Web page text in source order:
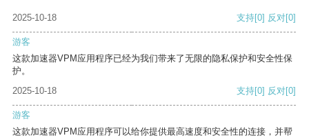
2025-10-18 支持[0] 反对[0]
游客
这款加速器VPM应用程序已经为我们带来了无限的隐私保护和安全性保
护。
2025-10-18
支持[0] 反对[0]
游客
这款加速器VPM应用程序可以给你提供最高速度和安全性的连接，并帮